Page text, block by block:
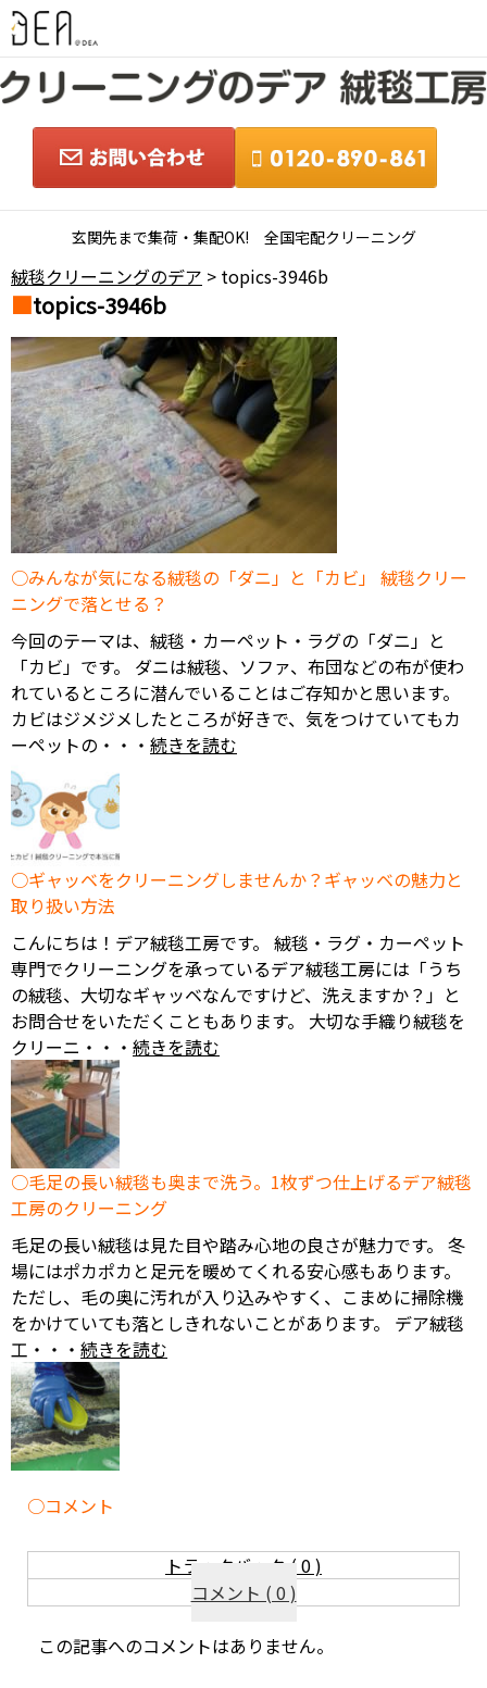
玄関先まで集荷・集配OK! 全国宅配クリーニング
絨毯クリーニングのデア > topics-3946b
topics-3946b
みんなが気になる絨毯の「ダニ」と「カビ」 絨毯クリー
ニングで落とせる？
今回のテーマは、絨毯・カーペット・ラグの「ダニ」と
「カビ」です。 ダニは絨毯、ソファ、布団などの布が使わ
れているところに潜んでいることはご存知かと思います。
カビはジメジメしたところが好きで、気をつけていてもカ
ーペットの・・・ 続きを読む
ギャッベをクリーニングしませんか？ギャッベの魅力と
取り扱い方法
こんにちは！デア絨毯工房です。 絨毯・ラグ・カーペット
専門でクリーニングを承っているデア絨毯工房には「うち
の絨毯、大切なギャッベなんですけど、洗えますか？」と
お問合せをいただくこともあります。 大切な手織り絨毯を
クリーニ・・・ 続きを読む
毛足の長い絨毯も奥まで洗う。1枚ずつ仕上げるデア絨毯
工房のクリーニング
毛足の長い絨毯は見た目や踏み心地の良さが魅力です。 冬
場にはポカポカと足元を暖めてくれる安心感もあります。
ただし、毛の奥に汚れが入り込みやすく、こまめに掃除機
をかけていても落としきれないことがあります。 デア絨毯
工・・・ 続きを読む
コメント
トラックバック ( 0 )
コメント ( 0 )
この記事へのコメントはありません。